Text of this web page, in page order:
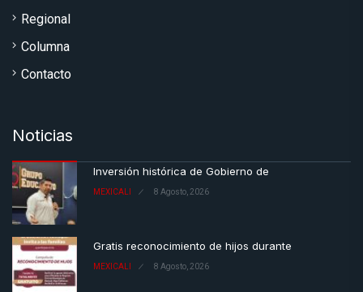
Regional
Columna
Contacto
Noticias
Inversión histórica de Gobierno de
MEXICALI 8 Agosto, 2026
Gratis reconocimiento de hijos durante
MEXICALI 8 Agosto, 2026